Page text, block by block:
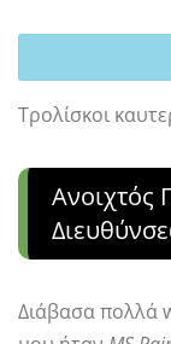
Τρολίσκοι
Ανοιχτός
Διάβασα πολλά